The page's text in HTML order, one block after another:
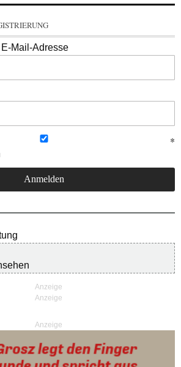
Mail-Adresse
Anzeige